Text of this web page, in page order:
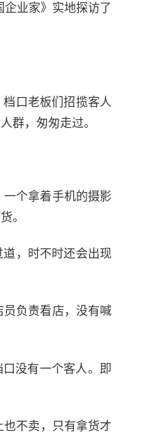
业家》实地探访了
口老板们招揽客人
群，匆匆走过。
个拿着手机的摄影
。
，时不时还会出现
负责看店，没有喊
没有一个客人。即
也不卖，只有拿货才